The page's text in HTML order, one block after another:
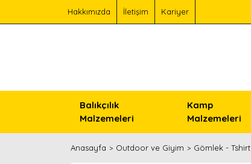
Hakkımızda İletişim Kariyer
Balıkçılık
Malzemeleri
Kamp
Malzemeleri
Anasayfa Outdoor ve Giyim Gömlek - Tshirt